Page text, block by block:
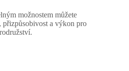
možnostem můžete
a výkon pro